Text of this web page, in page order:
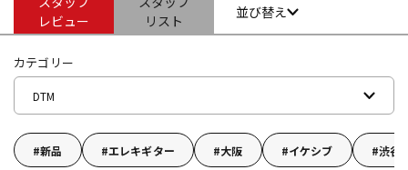
ドラム パーカッション
管楽器 その他楽器
レビュー
リスト
並び替え
カテゴリー
DTM
新品 エレキギター 大阪 イケシブ 渋谷